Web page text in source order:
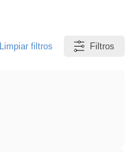
Limpiar filtros Filtros